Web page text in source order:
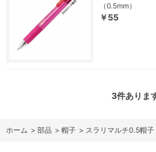
（0.5mm）
￥55
3件ありま
ホーム > 部品 > 帽子 > スラリマルチ0.5帽子